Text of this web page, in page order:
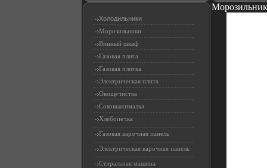
Холодильники
Морозильники
Винный шкаф
Газовая плита
Газовая плитка
Электрическая плита
Овощечистка
Соковыжималка
Хлебопечка
Газовая варочная панель
Электрическая варочная панель
Стиральная машина